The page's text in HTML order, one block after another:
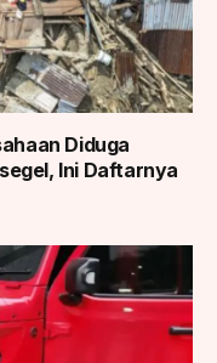
Diduga
Ini Daftarnya